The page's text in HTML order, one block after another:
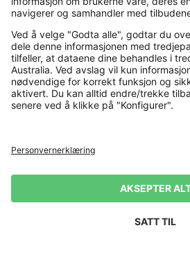
En dress av god kvalitet er en
riktig pleie kan den følge deg
anledninger.
Det viktigste du gjør etter bruk,
lufting. Bruk en bred kleshenger
et godt ventilert sted, slik at lukt
bruk
Unngå hyppig rens eller vask, da
Er ikke dressen synlig skitten,
mildt flekkfjerningsmiddel